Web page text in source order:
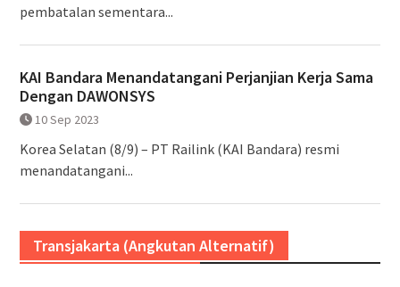
pembatalan sementara...
KAI Bandara Menandatangani Perjanjian Kerja Sama
Dengan DAWONSYS
10 Sep 2023
Korea Selatan (8/9) – PT Railink (KAI Bandara) resmi
menandatangani...
Transjakarta (Angkutan Alternatif)